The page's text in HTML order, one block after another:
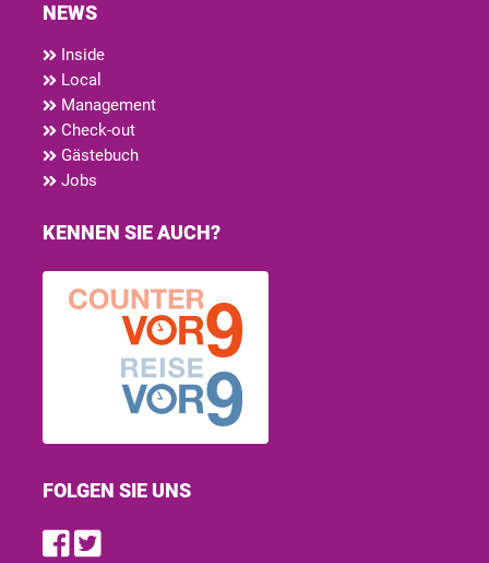
NEWS
Inside
Local
Management
Check-out
Gästebuch
Jobs
KENNEN SIE AUCH?
FOLGEN SIE UNS
Find us on Facebook
Follow us on Twitter